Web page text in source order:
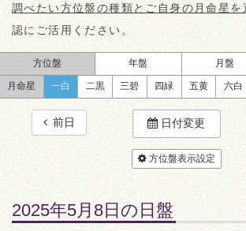
調べたい方位盤の種類とご自身の月命星を
認にご活用ください。
方位盤 年盤 月盤
月命星 一白 二黒 三碧 四緑 五黄 六白
前日 日付変更
方位盤表示設定
2025年5月8日の日盤